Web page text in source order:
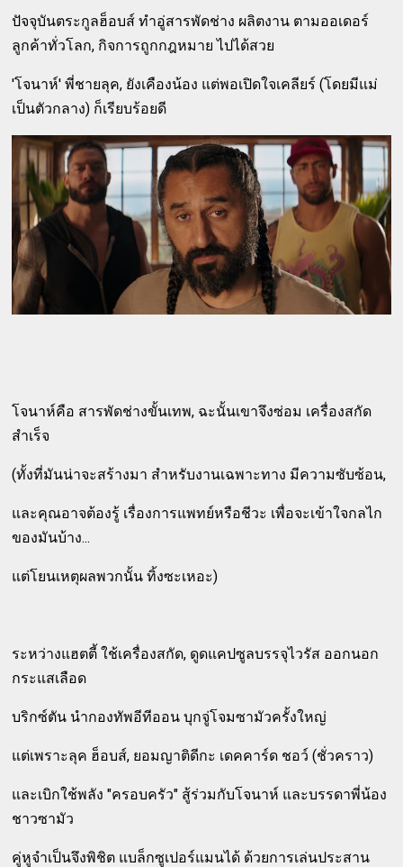
ปัจจุบันตระกูลฮ็อบส์ ทำอู่สารพัดช่าง ผลิตงาน ตามออเดอร์
ลูกค้าทั่วโลก, กิจการถูกกฎหมาย ไปได้สวย
'โจนาห์' พี่ชายลุค, ยังเคืองน้อง แต่พอเปิดใจเคลียร์ (โดยมีแม่
เป็นตัวกลาง) ก็เรียบร้อยดี
โจนาห์คือ สารพัดช่างขั้นเทพ, ฉะนั้นเขาจึงซ่อม เครื่องสกัด
สำเร็จ
(ทั้งที่มันน่าจะสร้างมา สำหรับงานเฉพาะทาง มีความซับซ้อน,
และคุณอาจต้องรู้ เรื่องการแพทย์หรือชีวะ เพื่อจะเข้าใจกลไก
ของมันบ้าง...
แต่โยนเหตุผลพวกนั้น ทิ้งซะเหอะ)
ระหว่างแฮตตี้ ใช้เครื่องสกัด, ดูดแคปซูลบรรจุไวรัส ออกนอก
กระแสเลือด
บริกซ์ตัน นำกองทัพอีทีออน บุกจู่โจมซามัวครั้งใหญ่
แต่เพราะลุค ฮ็อบส์, ยอมญาติดีกะ เดคคาร์ด ชอว์ (ชั่วคราว)
และเบิกใช้พลัง "ครอบครัว" สู้ร่วมกับโจนาห์ และบรรดาพี่น้อง
ชาวซามัว
คู่หูจำเป็นจึงพิชิต แบล็กซูเปอร์แมนได้ ด้วยการเล่นประสาน